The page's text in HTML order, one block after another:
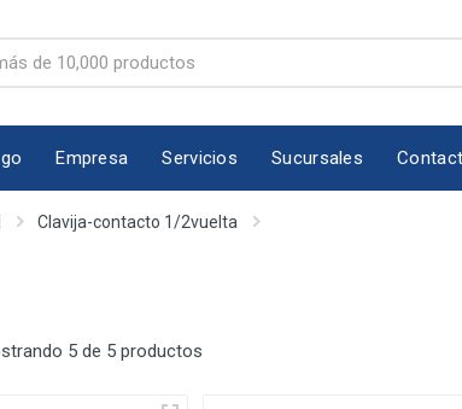
Empresa Servicios Sucursales
Clavija-contacto 1/2vuelta
5 de 5 productos